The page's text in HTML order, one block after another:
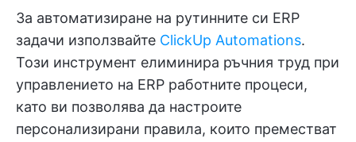
За автоматизиране на рутинните си ERP
задачи използвайте ClickUp Automations.
Този инструмент елиминира ръчния труд при
управлението на ERP работните процеси,
като ви позволява да настроите
персонализирани правила, които преместват